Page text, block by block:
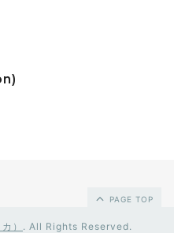
PAGE TOP
） . All Rights Reserved.